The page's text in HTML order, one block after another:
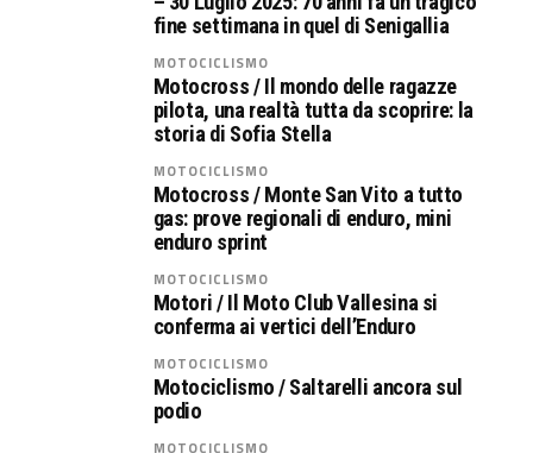
fine settimana in quel di Senigallia
MOTOCICLISMO
Motocross / Il mondo delle ragazze
pilota, una realtà tutta da scoprire: la
storia di Sofia Stella
MOTOCICLISMO
Motocross / Monte San Vito a tutto
gas: prove regionali di enduro, mini
enduro sprint
MOTOCICLISMO
Motori / Il Moto Club Vallesina si
conferma ai vertici dell’Enduro
MOTOCICLISMO
Motociclismo / Saltarelli ancora sul
podio
MOTOCICLISMO